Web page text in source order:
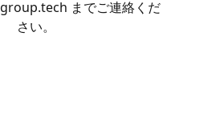
までご連絡くだ
さい。